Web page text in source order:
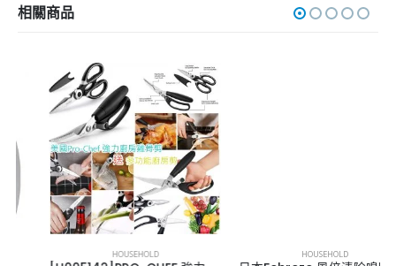
相關商品
HOUSEHOLD HOUSEHOLD